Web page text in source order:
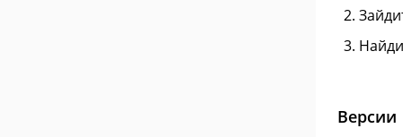
Версии